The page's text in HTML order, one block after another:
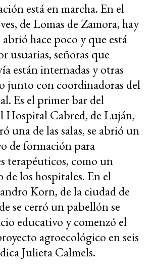
está en marcha. En el
de Lomas de Zamora, hay
hace poco y que está
usuarias, señoras que
están internadas y otras
junto con coordinadoras del
Es el primer bar del
Hospital Cabred, de Luján,
una de las salas, se abrió un
de formación para
terapéuticos, como un
de los hospitales. En el
Korn, de la ciudad de
se cerró un pabellón se
educativo y comenzó el
agroecológico en seis
Julieta Calmels.